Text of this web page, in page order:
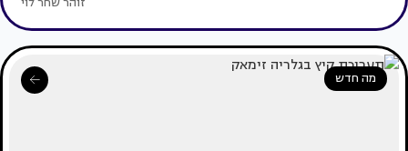
מה חדש